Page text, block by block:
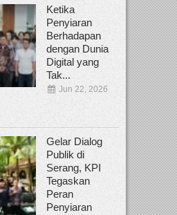
Ketika
Penyiaran
Berhadapan
dengan Dunia
Digital yang
Tak...
Jun 22, 2026
Gelar Dialog
Publik di
Serang, KPI
Tegaskan
Peran
Penyiaran